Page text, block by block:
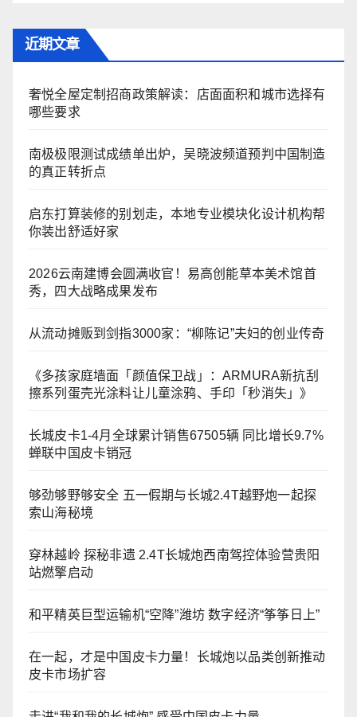
近期文章
奢悦全屋定制招商政策解读：店面面积和城市选择有
哪些要求
南极极限测试成绩单出炉，吴晓波频道预判中国制造
的真正转折点
启东打算装修的别划走，本地专业模块化设计机构帮
你装出舒适好家
2026云南建博会圆满收官！易高创能草本美术馆首
秀，四大战略成果发布
从流动摊贩到剑指3000家：“柳陈记”夫妇的创业传奇
《多孩家庭墙面「颜值保卫战」：ARMURA新抗刮
擦系列蛋壳光涂料让儿童涂鸦、手印「秒消失」》
长城皮卡1-4月全球累计销售67505辆 同比增长9.7%
蝉联中国皮卡销冠
够劲够野够安全 五一假期与长城2.4T越野炮一起探
索山海秘境
穿林越岭 探秘非遗 2.4T长城炮西南驾控体验营贵阳
站燃擎启动
和平精英巨型运输机“空降”潍坊 数字经济“筝筝日上”
在一起，才是中国皮卡力量！长城炮以品类创新推动
皮卡市场扩容